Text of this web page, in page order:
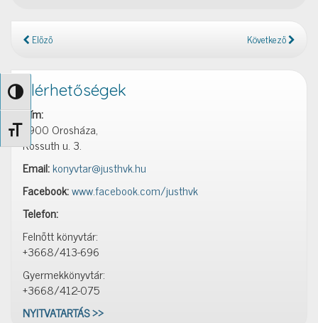
Nagy kontraszt váltása
Betűméret váltása
Előző Következő
Elérhetőségek
Cím:
5900 Orosháza,
Kossuth u. 3.
Email:konyvtar@justhvk.hu
Facebook:www.facebook.com/justhvk
Telefon:
Felnőtt könyvtár:
+3668/413-696
Gyermekkönyvtár:
+3668/412-075
NYITVATARTÁS >>